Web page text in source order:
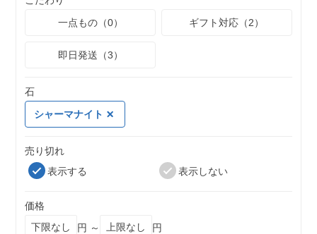
一点もの（0）
ギフト対応（2）
即日発送（3）
石
シャーマナイト
売り切れ
表示する
表示しない
価格
円 ～
円